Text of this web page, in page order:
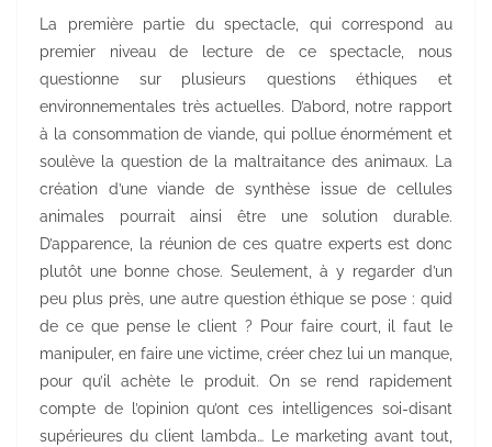
La première partie du spectacle, qui correspond au
premier niveau de lecture de ce spectacle, nous
questionne sur plusieurs questions éthiques et
environnementales très actuelles. D’abord, notre rapport
à la consommation de viande, qui pollue énormément et
soulève la question de la maltraitance des animaux. La
création d’une viande de synthèse issue de cellules
animales pourrait ainsi être une solution durable.
D’apparence, la réunion de ces quatre experts est donc
plutôt une bonne chose. Seulement, à y regarder d’un
peu plus près, une autre question éthique se pose : quid
de ce que pense le client ? Pour faire court, il faut le
manipuler, en faire une victime, créer chez lui un manque,
pour qu’il achète le produit. On se rend rapidement
compte de l’opinion qu’ont ces intelligences soi-disant
supérieures du client lambda… Le marketing avant tout,